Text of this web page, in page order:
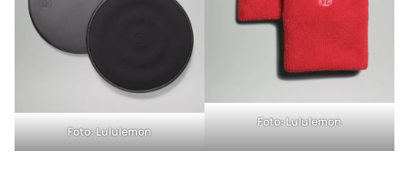
Foto: Lululemon
Foto: Lululemon